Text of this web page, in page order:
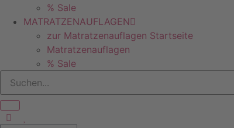
% Sale
MATRATZENAUFLAGEN
zur Matratzenauflagen Startseite
Matratzenauflagen
% Sale